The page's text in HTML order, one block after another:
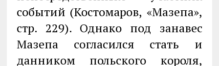
событий (Костомаров, «Мазепа»,
стр. 229). Однако под занавес
Мазепа согласился стать и
данником польского короля,